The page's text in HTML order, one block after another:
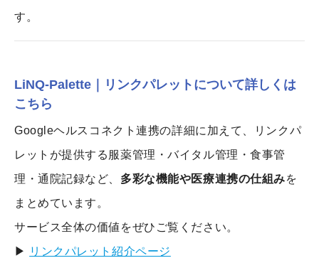
す。
LiNQ-Palette｜リンクパレットについて詳しくは
こちら
Googleヘルスコネクト連携の詳細に加えて、リンクパ
レットが提供する服薬管理・バイタル管理・食事管
理・通院記録など、 多彩な機能や医療連携の仕組みを
まとめています。
サービス全体の価値をぜひご覧ください。
▶
リンクパレット紹介ページ